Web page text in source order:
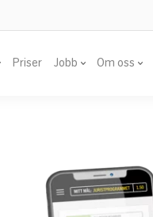
Priser Jobb Om oss